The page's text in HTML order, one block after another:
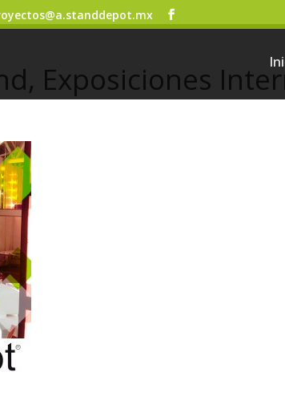
Exposiciones